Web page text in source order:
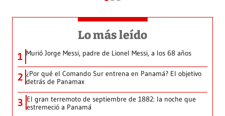
Lo más leído
1 Murió Jorge Messi, padre de Lionel Messi, a los 68 años
2 ¿Por qué el Comando Sur entrena en Panamá? El objetivo
detrás de Panamax
3 El gran terremoto de septiembre de 1882: la noche que
estremeció a Panamá